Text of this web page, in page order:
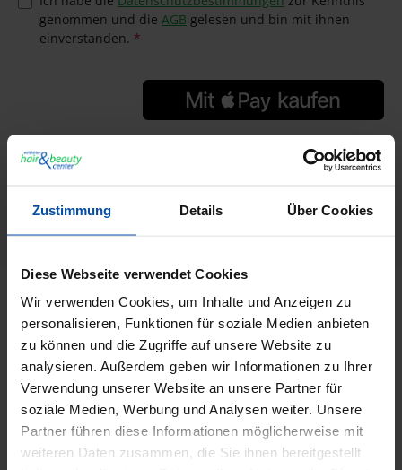
Zustimmung Details Über Cookies
Diese Webseite verwendet Cookies
Wir verwenden Cookies, um Inhalte und Anzeigen zu
personalisieren, Funktionen für soziale Medien anbieten
zu können und die Zugriffe auf unsere Website zu
analysieren. Außerdem geben wir Informationen zu Ihrer
Verwendung unserer Website an unsere Partner für
soziale Medien, Werbung und Analysen weiter. Unsere
Partner führen diese Informationen möglicherweise mit
weiteren Daten zusammen, die Sie ihnen bereitgestellt
genommen und die AGB gelesen und bin mit ihnen
einverstanden. *
GTIN/EAN:
4008666108265
Herstellernummer:
53719
Beschreibung
ALCINA Föhn- Lotion Die Föhn-Lotion für alle klassischen
Föhnfrisuren verleiht Volumen und Elastizität. Gleichzeitig
wird da…Mehr
Informationen zur Produktsicherheit
Trusted Shops Bewertungen